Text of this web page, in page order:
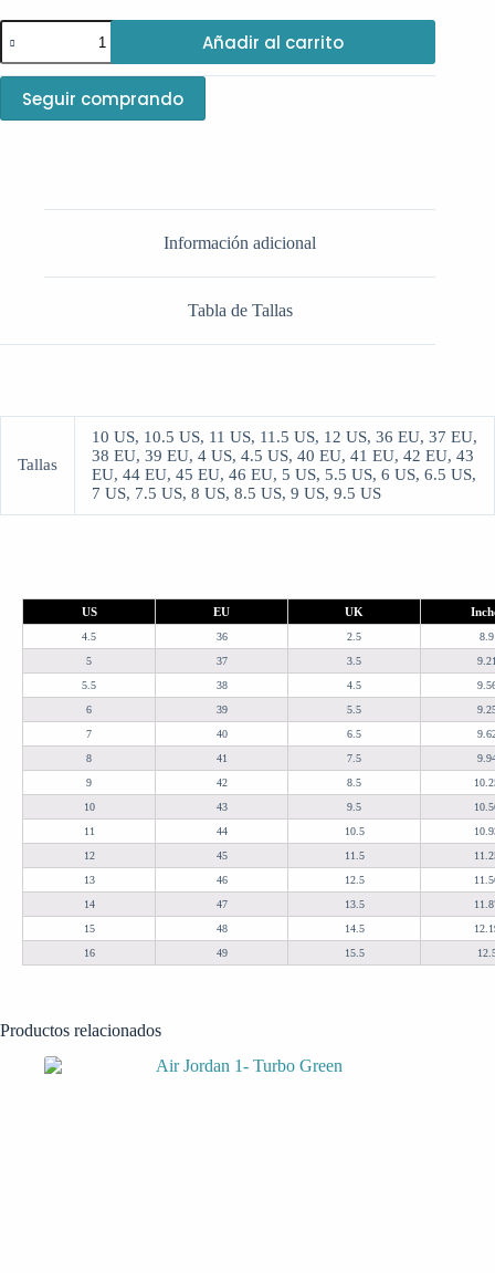
Añadir al carrito
Seguir comprando
Información adicional
Tabla de Tallas
Tallas
10 US, 10.5 US, 11 US, 11.5 US, 12 US, 36 EU, 37 EU,
38 EU, 39 EU, 4 US, 4.5 US, 40 EU, 41 EU, 42 EU, 43
EU, 44 EU, 45 EU, 46 EU, 5 US, 5.5 US, 6 US, 6.5 US,
7 US, 7.5 US, 8 US, 8.5 US, 9 US, 9.5 US
US EU UK
4.5 36 2.5
8.9
5
37 3.5
5.5
38 4.5
6
39 5.5
7
40 6.5
8
41 7.5
9
42 8.5
10
43 9.5
11
44 10.5
12
45 11.5
13
46 12.5
14
47 13.5
15
48 14.5
16
49 15.5
Productos relacionados